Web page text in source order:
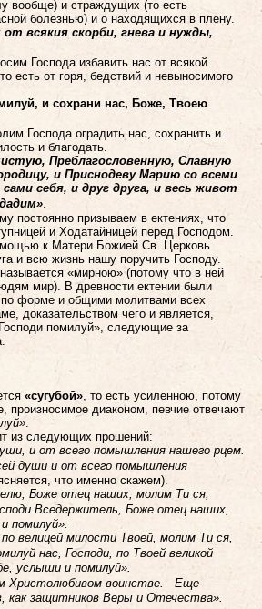
вообще) и страждущих (то есть
болезнью) и о находящихся в плену.
всякия скорби, гнева и нужды,
Господа избавить нас от всякой
есть от горя, бедствий и невыносимого
и сохрани нас, Боже, Твоею
Господа оградить нас, сохранить и
и благодать.
Преблагословенную, Славную
и Приснодеву Марию со всеми
себя, и друг друга, и весь живот
.
постоянно призываем в ектениях, что
и Ходатайницей перед Господом.
к Матери Божией Св. Церковь
и всю жизнь нашу поручить Господу.
«мирною» (потому что в ней
мир). В древности ектении были
форме и общими молитвами всех
доказательством чего и является,
помилуй», следующие за
«сугубой», то есть усиленною, потому
произносимое диаконом, певчие отвечают
.
из следующих прошений:
и от всего помышления нашего рцем.
души и от всего помышления
что именно скажем).
Боже отец наших, молим Ти ся,
Вседержитель, Боже отец наших,
помилуй».
велицей милости Твоей, молим Ти ся,
нас, Господи, по Твоей великой
услыши и помилуй».
Христолюбивом воинстве. Еще
как защитников Веры и Отечества».